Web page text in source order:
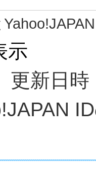
示
更新日